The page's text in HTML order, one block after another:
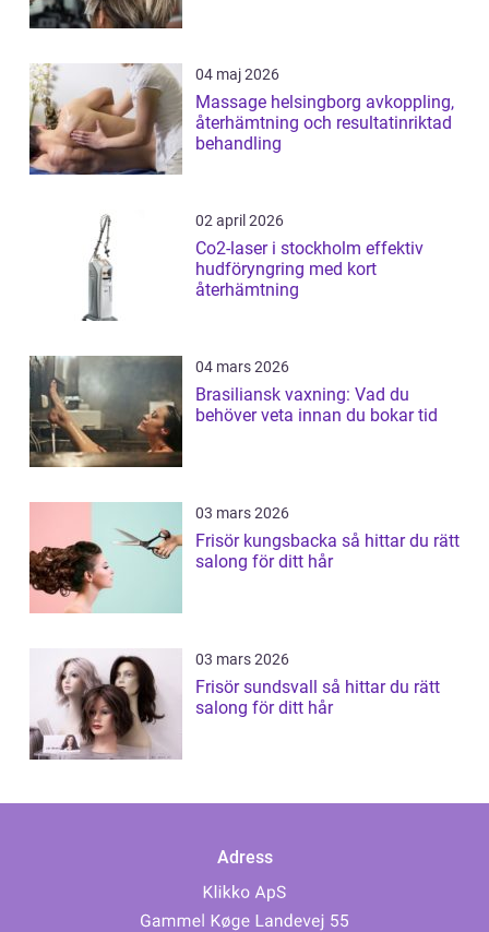
04 maj 2026
Massage helsingborg avkoppling,
återhämtning och resultatinriktad
behandling
02 april 2026
Co2-laser i stockholm effektiv
hudföryngring med kort
återhämtning
04 mars 2026
Brasiliansk vaxning: Vad du
behöver veta innan du bokar tid
03 mars 2026
Frisör kungsbacka så hittar du rätt
salong för ditt hår
03 mars 2026
Frisör sundsvall så hittar du rätt
salong för ditt hår
Adress